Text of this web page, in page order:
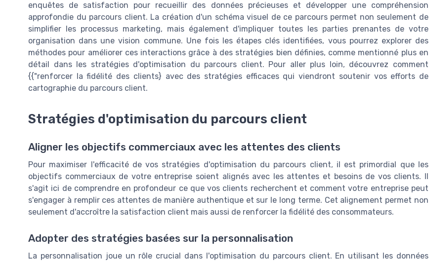
enquêtes de satisfaction pour recueillir des données précieuses et développer une compréhension
approfondie du parcours client. La création d'un schéma visuel de ce parcours permet non seulement de
simplifier les processus marketing, mais également d'impliquer toutes les parties prenantes de votre
organisation dans une vision commune. Une fois les étapes clés identifiées, vous pourrez explorer des
méthodes pour améliorer ces interactions grâce à des stratégies bien définies, comme mentionné plus en
détail dans les stratégies d'optimisation du parcours client. Pour aller plus loin, découvrez comment
{{"renforcer la fidélité des clients} avec des stratégies efficaces qui viendront soutenir vos efforts de
cartographie du parcours client.
Stratégies d'optimisation du parcours client
Aligner les objectifs commerciaux avec les attentes des clients
Pour maximiser l'efficacité de vos stratégies d'optimisation du parcours client, il est primordial que les
objectifs commerciaux de votre entreprise soient alignés avec les attentes et besoins de vos clients. Il
s'agit ici de comprendre en profondeur ce que vos clients recherchent et comment votre entreprise peut
s'engager à remplir ces attentes de manière authentique et sur le long terme. Cet alignement permet non
seulement d'accroître la satisfaction client mais aussi de renforcer la fidélité des consommateurs.
Adopter des stratégies basées sur la personnalisation
La personnalisation joue un rôle crucial dans l'optimisation du parcours client. En utilisant les données